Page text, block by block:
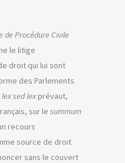
de Procédure Civile
le litige
droit qui lui sont
des Parlements
sed lex prévaut,
sur le summum
recours
source de droit
sans le couvert